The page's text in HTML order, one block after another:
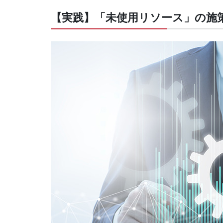
【実践】「未使用リソース」の施